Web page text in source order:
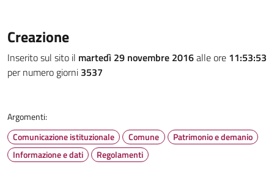
Creazione
Inserito sul sito il martedì 29 novembre 2016alle ore 11:53:53
per numero giorni 3537
Argomenti:
Comunicazione istituzionale
Comune
Patrimonio e demanio
Informazione e dati
Regolamenti